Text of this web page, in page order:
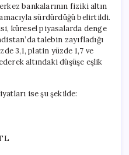
bankalarının fiziki altın
sürdürdüğü belirtildi.
küresel piyasalarda denge
talebin zayıfladığı
3,1, platin yüzde 1,7 ve
altındaki düşüşe eşlik
ise şu şekilde: